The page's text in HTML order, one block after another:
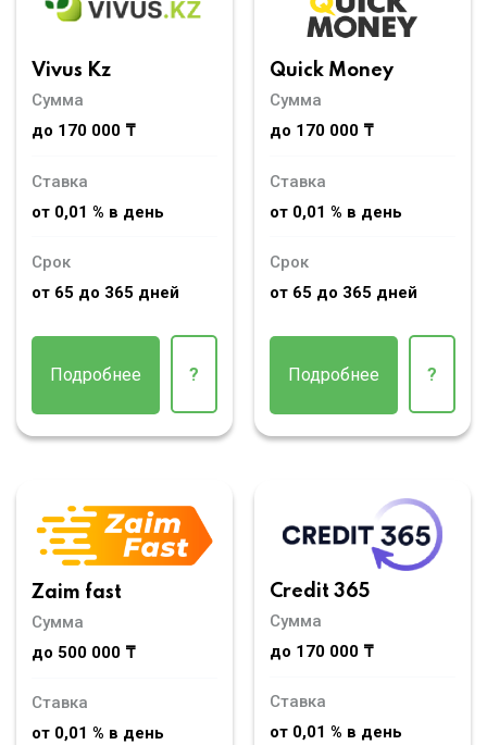
Vivus Kz
Сумма
до 170 000 ₸
Ставка
от 0,01 % в день
Срок
от 65 до 365 дней
Подробнее ?
Quick Money
Сумма
до 170 000 ₸
Ставка
от 0,01 % в день
Срок
от 65 до 365 дней
Подробнее ?
Zaim fast
Сумма
до 500 000 ₸
Ставка
от 0,01 % в день
Credit 365
Сумма
до 170 000 ₸
Ставка
от 0,01 % в день